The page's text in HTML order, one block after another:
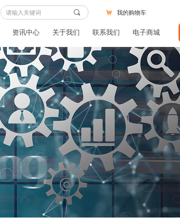
资讯中心 关于我们 联系我们 电子商城
낙 我的购物车
끠